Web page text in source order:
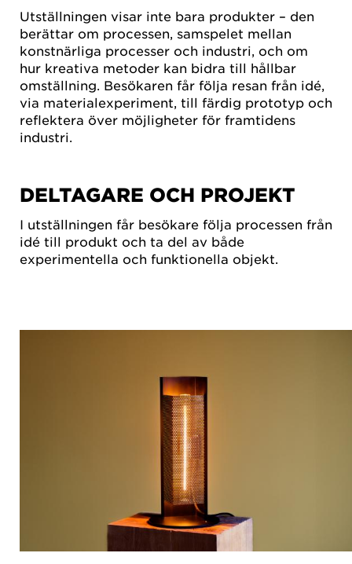
Utställningen visar inte bara produkter – den
berättar om processen, samspelet mellan
konstnärliga processer och industri, och om
hur kreativa metoder kan bidra till hållbar
omställning. Besökaren får följa resan från idé,
via materialexperiment, till färdig prototyp och
reflektera över möjligheter för framtidens
industri.
DELTAGARE OCH PROJEKT
I utställningen får besökare följa processen från
idé till produkt och ta del av både
experimentella och funktionella objekt.